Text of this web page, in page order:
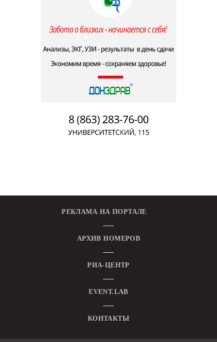
РЕКЛАМА НА ПОРТАЛЕ
АРХИВ НОМЕРОВ
РИА-ЦЕНТР
EVENT.LAB
КОНТАКТЫ